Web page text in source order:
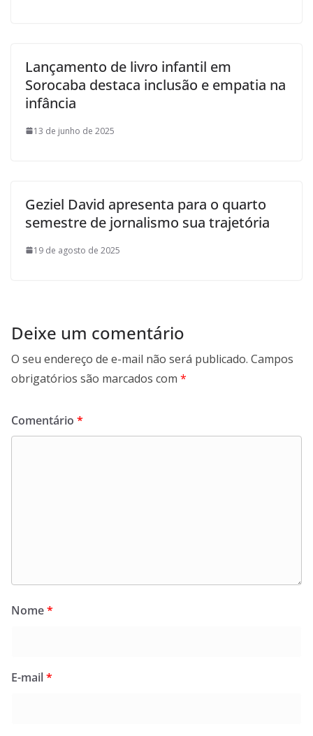
Lançamento de livro infantil em
Sorocaba destaca inclusão e empatia na
infância
13 de junho de 2025
Geziel David apresenta para o quarto
semestre de jornalismo sua trajetória
19 de agosto de 2025
Deixe um comentário
O seu endereço de e-mail não será publicado. Campos
obrigatórios são marcados com *
Comentário *
Nome*
E-mail*